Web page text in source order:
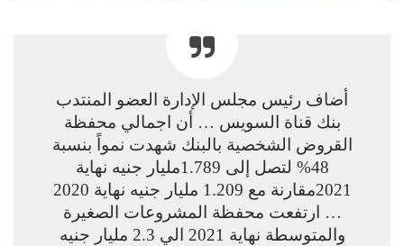
أضاف رئيس مجلس الإدارة العضو المنتدب
بنك قناة السويس … أن اجمالي محفظة
القروض الشخصية بالبنك شهدت نمواً بنسبة
48% لتصل إلى 1.789مليار جنيه نهاية
2021مقارنة مع 1.209 مليار جنيه نهاية 2020
… ارتفعت محفظة المشروعات الصغيرة
والمتوسطة نهاية 2021 الي 2.3 مليار جنيه